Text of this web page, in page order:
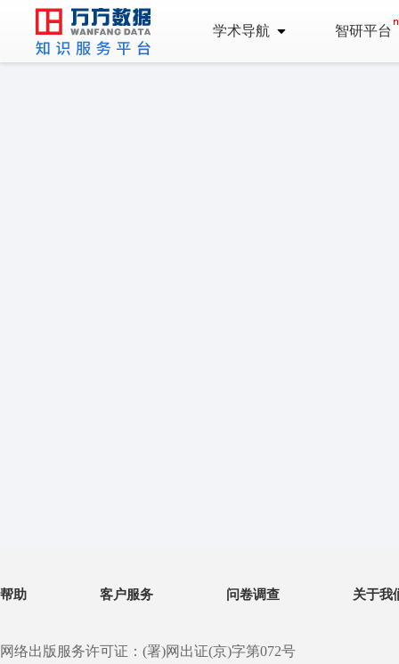
学术导航 智研平台
帮助 客户服务 问卷调查 关于我
网络出版服务许可证：(署)网出证(京)字第072号